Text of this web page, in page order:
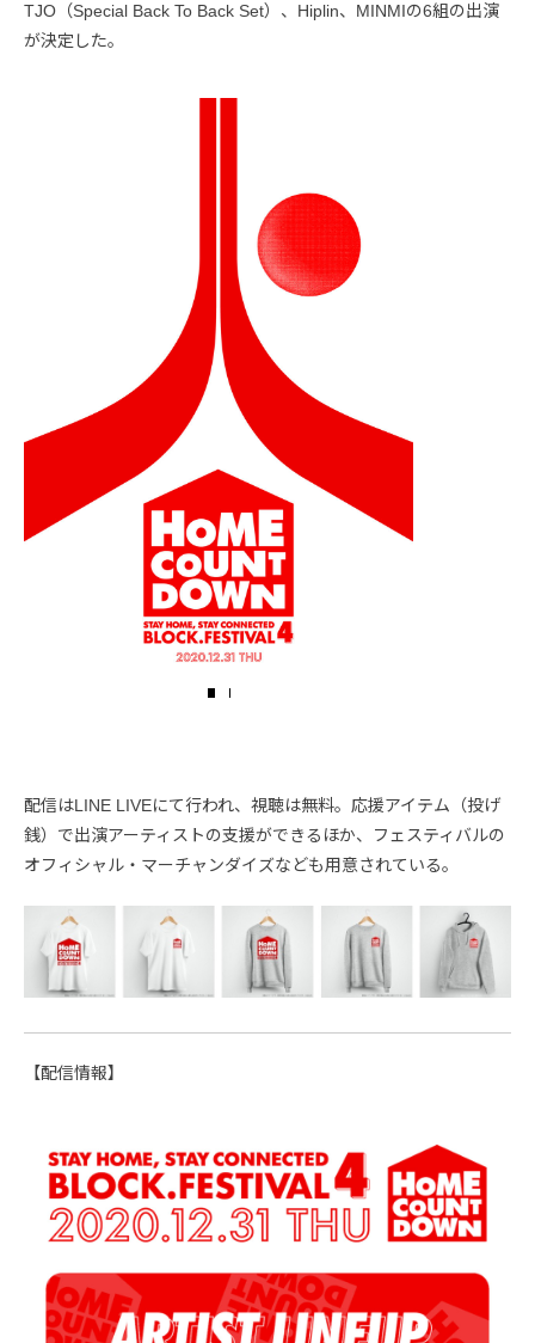
TJO（Special Back To Back Set）、Hiplin、MINMIの6組の出演
が決定した。
配信はLINE LIVEにて行われ、視聴は無料。応援アイテム（投げ
銭）で出演アーティストの支援ができるほか、フェスティバルの
オフィシャル・マーチャンダイズなども用意されている。
【配信情報】